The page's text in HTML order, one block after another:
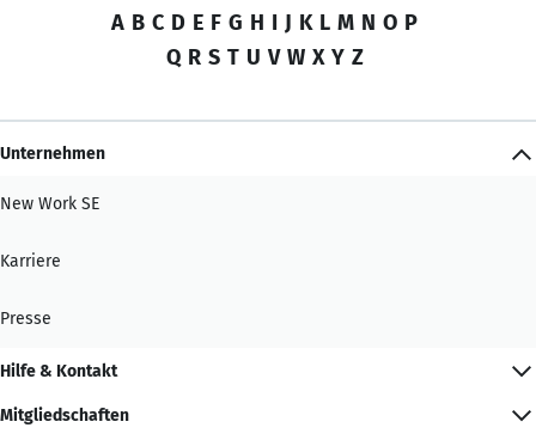
A B C D E F G H I J K L M N O P
Q R S T U V W X Y Z
Unternehmen
New Work SE
Karriere
Presse
Hilfe & Kontakt
Mitgliedschaften